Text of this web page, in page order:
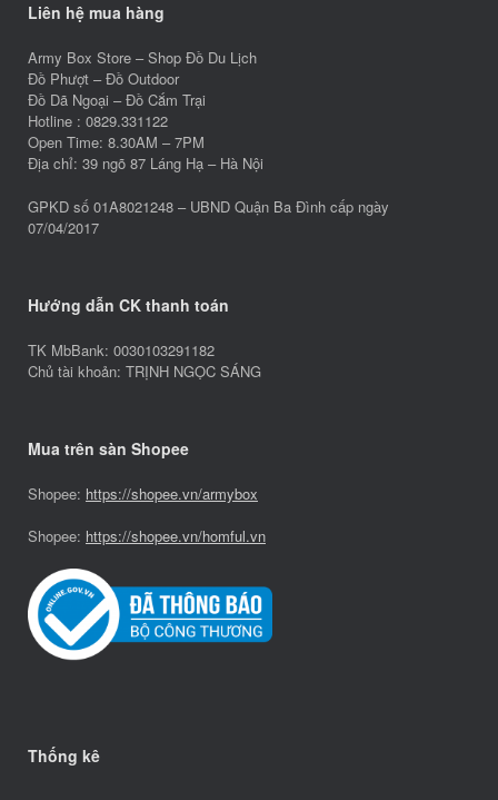
Liên hệ mua hàng
Army Box Store – Shop Đồ Du Lịch
Đồ Phượt – Đồ Outdoor
Đồ Dã Ngoại – Đồ Cắm Trại
Hotline : 0829.331122
Open Time: 8.30AM – 7PM
Địa chỉ: 39 ngõ 87 Láng Hạ – Hà Nội
GPKD số 01A8021248 – UBND Quận Ba Đình cấp ngày
07/04/2017
Hướng dẫn CK thanh toán
TK MbBank: 0030103291182
Chủ tài khoản: TRỊNH NGỌC SÁNG
Mua trên sàn Shopee
Shopee: https://shopee.vn/armybox
Shopee: https://shopee.vn/homful.vn
Thống kê